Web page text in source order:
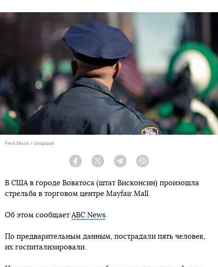
Fred Moon / Unsplash
Facebook Twitter Telegram
В США в городе Воватоса (штат Висконсин) произошла
стрельба в торговом центре Mayfair Mall.
Об этом сообщаетABC News.
По предварительным данным, пострадали пять человек,
их госпитализировали.